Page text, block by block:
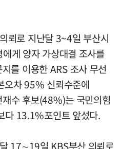
뢰로 지난달 3~4일 부산시
게 양자 가상대결 조사를
를 이용한 ARS 조사 무선
차 95% 신뢰수준에
수 후보(48%)는 국민의힘
다 13.1%포인트 앞섰다.
17∼19일 KBS부산 의뢰로